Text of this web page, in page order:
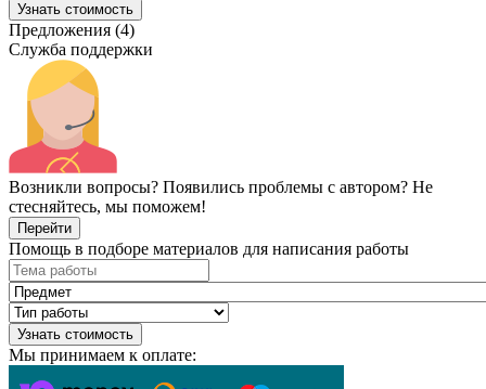
Узнать стоимость
Предложения (4)
Служба поддержки
Возникли вопросы? Появились проблемы с автором? Не
стесняйтесь, мы поможем!
Перейти
Помощь в подборе материалов для написания работы
Узнать стоимость
Мы принимаем к оплате: